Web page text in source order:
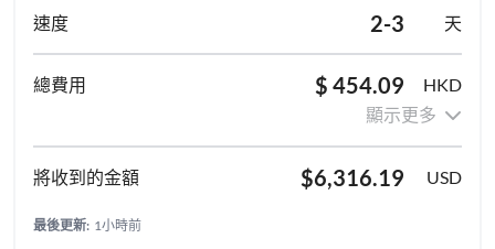
2-3 天
$ 454.09
HKD
顯示更多
$6,316.19 USD
最後更新: 1小時前